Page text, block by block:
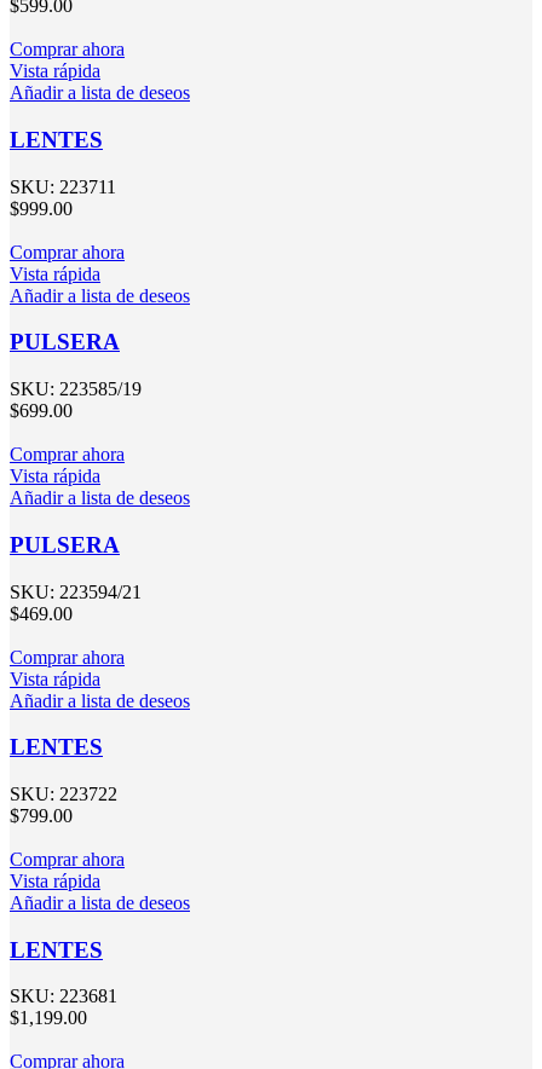
$599.00
Comprar ahora
Vista rápida
Añadir a lista de deseos
LENTES
SKU: 223711
$999.00
Comprar ahora
Vista rápida
Añadir a lista de deseos
PULSERA
SKU: 223585/19
$699.00
Comprar ahora
Vista rápida
Añadir a lista de deseos
PULSERA
SKU: 223594/21
$469.00
Comprar ahora
Vista rápida
Añadir a lista de deseos
LENTES
SKU: 223722
$799.00
Comprar ahora
Vista rápida
Añadir a lista de deseos
LENTES
SKU: 223681
$1,199.00
Comprar ahora